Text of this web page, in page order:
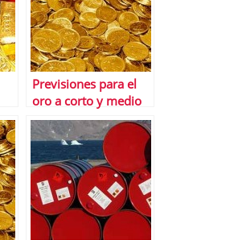
Previsiones para el
oro a corto y medio
plazo